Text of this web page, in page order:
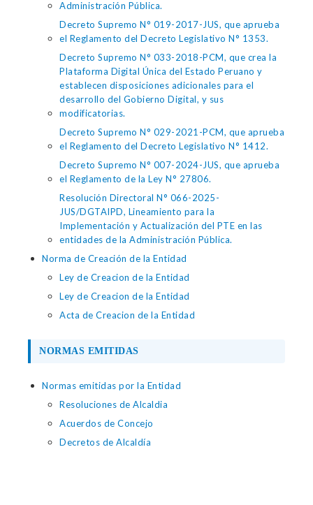
Administración Pública.
Decreto Supremo N° 019-2017-JUS, que aprueba
el Reglamento del Decreto Legislativo N° 1353.
Decreto Supremo N° 033-2018-PCM, que crea la
Plataforma Digital Única del Estado Peruano y
establecen disposiciones adicionales para el
desarrollo del Gobierno Digital, y sus
modificatorias.
Decreto Supremo N° 029-2021-PCM, que aprueba
el Reglamento del Decreto Legislativo N° 1412.
Decreto Supremo N° 007-2024-JUS, que aprueba
el Reglamento de la Ley N° 27806.
Resolución Directoral N° 066-2025-
JUS/DGTAIPD, Lineamiento para la
Implementación y Actualización del PTE en las
entidades de la Administración Pública.
Norma de Creación de la Entidad
Ley de Creacion de la Entidad
Ley de Creacion de la Entidad
Acta de Creacion de la Entidad
NORMAS EMITIDAS
Normas emitidas por la Entidad
Resoluciones de Alcaldia
Acuerdos de Concejo
Decretos de Alcaldía